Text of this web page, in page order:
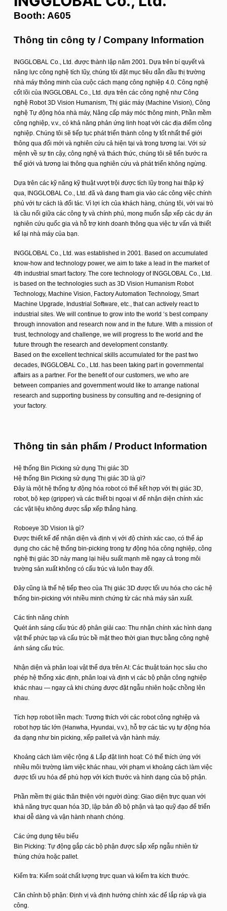
u
n
g
Booth: A605
Thông tin công ty / Company Information
INGGLOBAL Co., Ltd. được thành lập năm 2001. Dựa trên bí quyết và
năng lực công nghệ tích lũy, chúng tôi đặt mục tiêu dẫn đầu thị trường
nhà máy thông minh của cuộc cách mạng công nghiệp 4.0. Công nghệ
cốt lõi của INGGLOBAL Co., Ltd. dựa trên các công nghệ như Công
nghệ Robot 3D Vision Humanism, Thị giác máy (Machine Vision), Công
nghệ Tự động hóa nhà máy, Nâng cấp máy móc thông minh, Phần mềm
công nghiệp, v.v., có khả năng phản ứng linh hoạt với các địa điểm công
nghiệp. Chúng tôi sẽ tiếp tục phát triển thành công ty tốt nhất thế giới
thông qua đổi mới và nghiên cứu cả hiện tại và trong tương lai. Với sứ
mệnh về sự tin cậy, công nghệ và thách thức, chúng tôi sẽ tiến bước ra
thế giới và tương lai thông qua nghiên cứu và phát triển không ngừng.
Dựa trên các kỹ năng kỹ thuật vượt trội được tích lũy trong hai thập kỷ
qua, INGGLOBAL Co., Ltd. đã và đang tham gia vào các công việc chính
phủ với tư cách là đối tác. Vì lợi ích của khách hàng, chúng tôi, với vai trò
là cầu nối giữa các công ty và chính phủ, mong muốn sắp xếp các dự án
nghiên cứu quốc gia và hỗ trợ kinh doanh thông qua việc tư vấn và thiết
kế lại nhà máy của bạn.
INGGLOBAL Co., Ltd. was established in 2001. Based on accumulated
know-how and technology power, we aim to take a lead in the market of
4th industrial smart factory. The core technology of INGGLOBAL Co., Ltd.
is based on the technologies such as 3D Vision Humanism Robot
Technology, Machine Vision, Factory Automation Technology, Smart
Machine Upgrade, Industrial Software, etc., that can actively react to
industrial sites. We will continue to grow into the world ‘s best company
through innovation and research now and in the future. With a mission of
trust, technology and challenge, we will progress to the world and the
future through the research and development constantly.
Based on the excellent technical skills accumulated for the past two
decades, INGGLOBAL Co., Ltd. has been taking part in governmental
affairs as a partner. For the benefit of our customers, we who are
between companies and government would like to arrange national
research and supporting business by consulting and re-designing of
your factory.
Thông tin sản phẩm / Product Information
Hệ thống Bin Picking sử dụng Thị giác 3D
Hệ thống Bin Picking sử dụng Thị giác 3D là gì?
Đây là một hệ thống tự động hóa robot có thể kết hợp với thị giác 3D,
robot, bộ kẹp (gripper) và các thiết bị ngoại vi để nhận diện chính xác
các vật liệu không được sắp xếp thẳng hàng.
Roboeye 3D Vision là gì?
Được thiết kế để nhận diện và định vị với độ chính xác cao, có thể áp
dụng cho các hệ thống bin-picking trong tự động hóa công nghiệp, công
nghệ thị giác 3D này mang lại hiệu suất mạnh mẽ ngay cả trong môi
trường sản xuất không có cấu trúc và luôn thay đổi.
Đây cũng là thế hệ tiếp theo của Thị giác 3D được tối ưu hóa cho các hệ
thống bin-picking với nhiều minh chứng từ các nhà máy sản xuất.
Các tính năng chính
Quét ánh sáng cấu trúc độ phân giải cao: Thu nhận chính xác hình dạng
vật thể phức tạp và cấu trúc bề mặt theo thời gian thực bằng công nghệ
ánh sáng cấu trúc.
Nhận diện và phân loại vật thể dựa trên AI: Các thuật toán học sâu cho
phép hệ thống xác định, phân loại và định vị các bộ phận công nghiệp
khác nhau — ngay cả khi chúng được đặt ngẫu nhiên hoặc chồng lên
nhau.
Tích hợp robot liền mạch: Tương thích với các robot công nghiệp và
robot hợp tác lớn (Hanwha, Hyundai, v.v.), hỗ trợ các tác vụ tự động hóa
đa dạng như bin picking, xếp pallet và vận hành máy.
Khoảng cách làm việc rộng & Lắp đặt linh hoạt: Có thể thích ứng với
nhiều môi trường làm việc khác nhau, với phạm vi khoảng cách làm việc
được tối ưu hóa để phù hợp với kích thước và hình dạng của bộ phận.
Phần mềm thị giác thân thiện với người dùng: Giao diện trực quan với
khả năng trực quan hóa 3D, lập bản đồ bộ phận và tạo quỹ đạo để triển
khai dễ dàng và vận hành nhanh chóng.
Các ứng dụng tiêu biểu
Bin Picking: Tự động gắp các bộ phận được sắp xếp ngẫu nhiên từ
thùng chứa hoặc pallet.
Kiểm tra: Kiểm soát chất lượng trực quan và kiểm tra kích thước.
Căn chỉnh bộ phận: Định vị và định hướng chính xác để lắp ráp và gia
công.